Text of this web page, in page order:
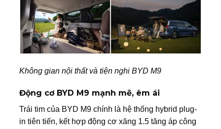
Không gian nội thất và tiện nghi BYD M9
Động cơ BYD M9 mạnh mẽ, êm ái
Trái tim của BYD M9 chính là hệ thống hybrid plug-
in tiên tiến, kết hợp động cơ xăng 1.5 tăng áp công